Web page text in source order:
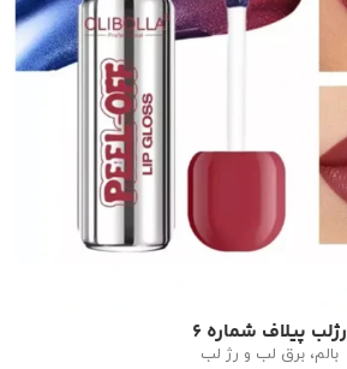
رژلب پیلاف شماره 6
بالم، برق لب و رژ لب